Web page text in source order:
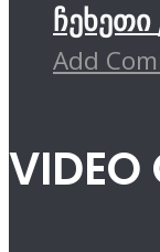
Add
VIDEO